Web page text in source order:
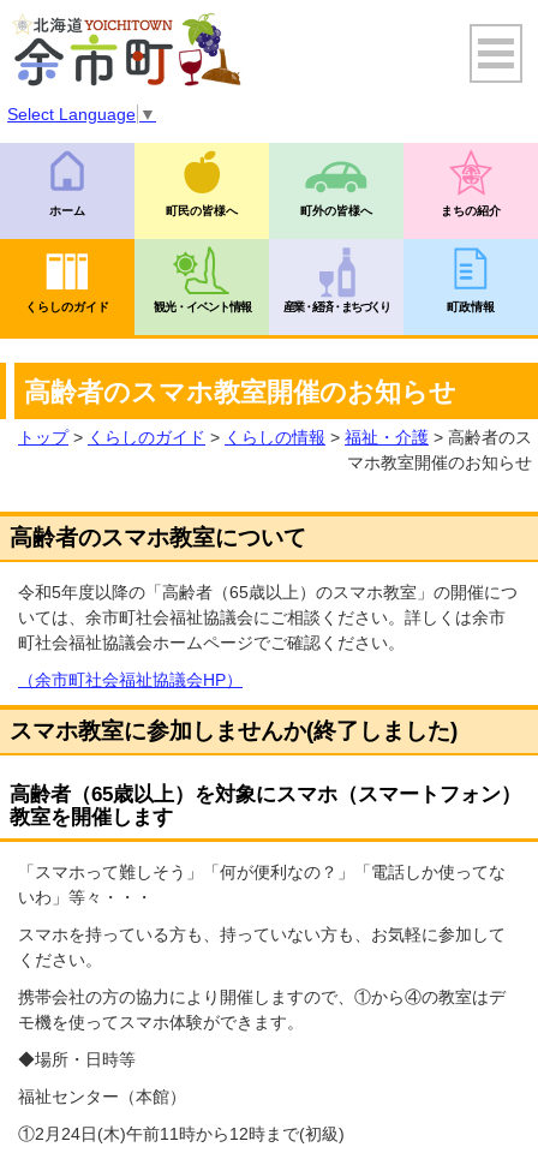
Select Language ▼
ホーム 町民の皆様へ 町外の皆様へ まちの紹介
くらしのガイド 観光・イベント情報 産業・経済・まちづくり 町政情報
高齢者のスマホ教室開催のお知らせ
トップ> くらしのガイド > くらしの情報 > 福祉・介護 > 高齢者のス
マホ教室開催のお知らせ
高齢者のスマホ教室について
令和5年度以降の「高齢者（65歳以上）のスマホ教室」の開催につ
いては、余市町社会福祉協議会にご相談ください。詳しくは余市
町社会福祉協議会ホームページでご確認ください。
（余市町社会福祉協議会HP）
スマホ教室に参加しませんか(終了しました)
高齢者（65歳以上）を対象にスマホ（スマートフォン）
教室を開催します
「スマホって難しそう」「何が便利なの？」「電話しか使ってな
いわ」等々・・・
スマホを持っている方も、持っていない方も、お気軽に参加して
ください。
携帯会社の方の協力により開催しますので、①から④の教室はデ
モ機を使ってスマホ体験ができます。
◆場所・日時等
福祉センター（本館）
①2月24日(木)午前11時から12時まで(初級)